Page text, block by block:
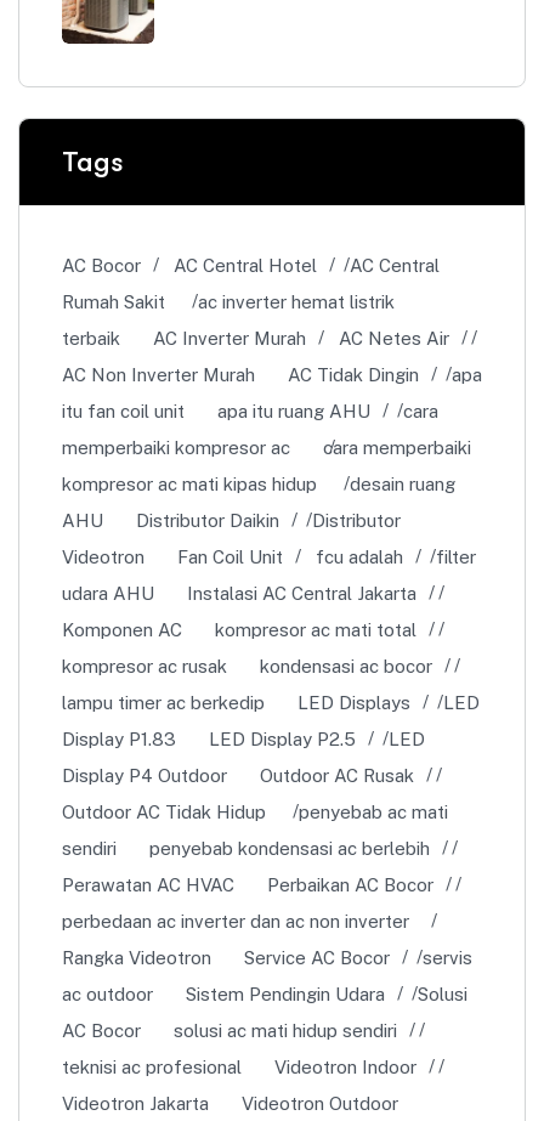
Tags
AC Bocor AC Central Hotel
AC Central
Rumah Sakit
ac inverter hemat listrik
terbaik
AC Inverter Murah
AC Netes Air
AC Non Inverter Murah
AC Tidak Dingin
apa
itu fan coil unit
apa itu ruang AHU
cara
memperbaiki kompresor ac
cara memperbaiki
kompresor ac mati kipas hidup
desain ruang
AHU
Distributor Daikin
Distributor
Videotron
Fan Coil Unit fcu adalah
filter
udara AHU
Instalasi AC Central Jakarta
Komponen AC
kompresor ac mati total
kompresor ac rusak
kondensasi ac bocor
lampu timer ac berkedip
LED Displays
LED
Display P1.83
LED Display P2.5
LED
Display P4 Outdoor
Outdoor AC Rusak
Outdoor AC Tidak Hidup
penyebab ac mati
sendiri
penyebab kondensasi ac berlebih
Perawatan AC HVAC
Perbaikan AC Bocor
perbedaan ac inverter dan ac non inverter
Rangka Videotron
Service AC Bocor
servis
ac outdoor
Sistem Pendingin Udara
Solusi
AC Bocor
solusi ac mati hidup sendiri
teknisi ac profesional
Videotron Indoor
Videotron Jakarta
Videotron Outdoor